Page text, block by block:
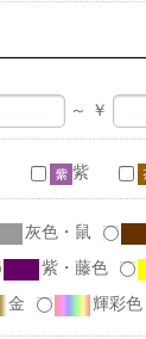
～ ￥
紫
灰色・鼠
紫・藤色
金 輝彩色